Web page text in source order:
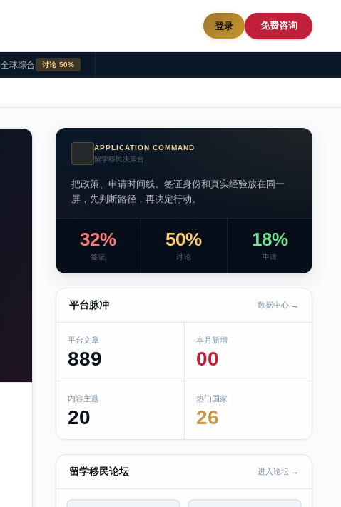
登录 免费咨询
全球综合 讨论 50%
APPLICATION COMMAND
留学移民决策台
把政策、申请时间线、签证身份和真实经验放在同一
屏，先判断路径，再决定行动。
32%
签证
50%
讨论
18%
申请
平台脉冲 数据中心 →
平台文章
889
本月新增
00
内容主题
20
热门国家
26
留学移民论坛 进入论坛 →